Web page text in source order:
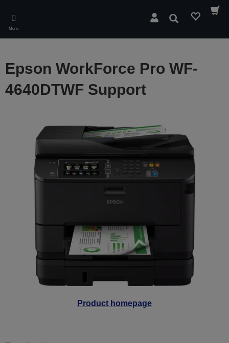
main
content
Menu
Søg
Product homepage
Epson WorkForce Pro WF-
4640DTWF Support